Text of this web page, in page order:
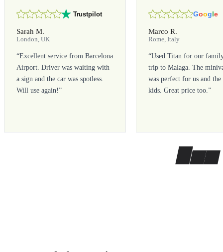
Trustpilot
Sarah M.
London, UK
“Excellent service from Barcelona
Airport. Driver was waiting with
a sign and the car was spotless.
Will use again!”
Google
Marco R.
Rome, Italy
“Used Titan for our
trip to Malaga. The
was perfect for us and the
kids. Great price too.”